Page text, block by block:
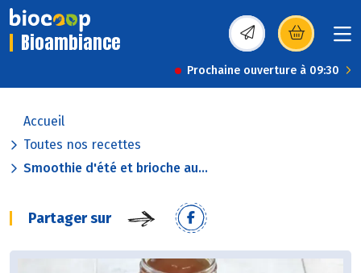
Bioambiance (s’ouvre dans une
Prochaine ouverture à 09:30
Accueil
Toutes nos recettes
Smoothie d'été et brioche au...
Partager sur